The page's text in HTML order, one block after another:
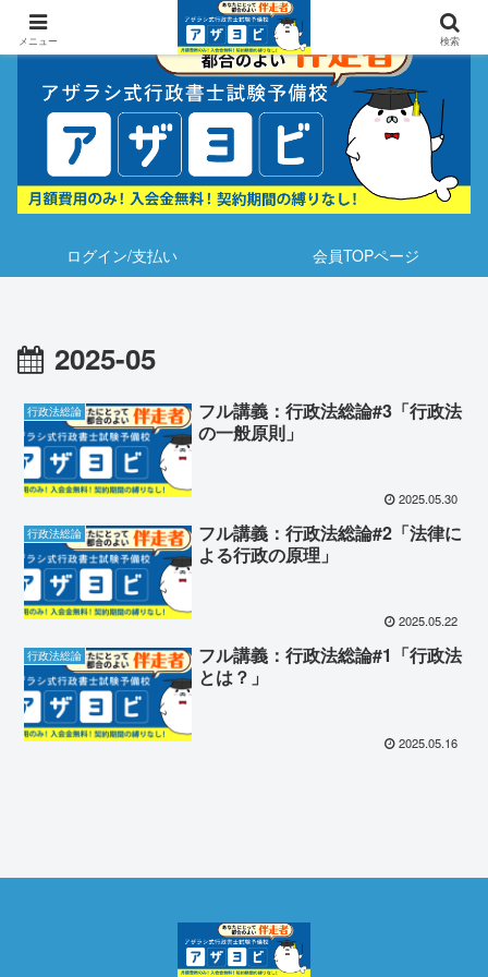
ログイン/支払い 会員TOPページ
2025-05
行政法総論
フル講義：行政法総論#3「行政法
の一般原則」
2025.05.30
行政法総論
フル講義：行政法総論#2「法律に
よる行政の原理」
2025.05.22
行政法総論
フル講義：行政法総論#1「行政法
とは？」
2025.05.16
メニュー 検索